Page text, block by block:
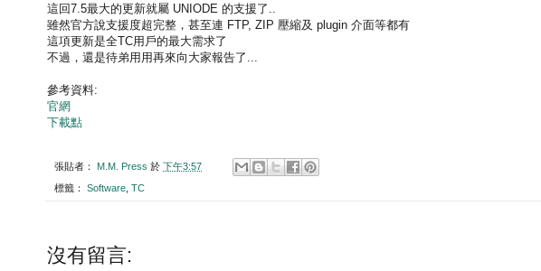
這回7.5最大的更新就屬 UNIODE 的支援了..
雖然官方說支援度超完整，甚至連 FTP, ZIP 壓縮及 plugin 介面等都有
這項更新是全TC用戶的最大需求了
不過，還是待弟用用再來向大家報告了...
參考資料:
官網
下載點
張貼者： M.M. Press 於 下午3:57
標籤： Software TC
沒有留言: